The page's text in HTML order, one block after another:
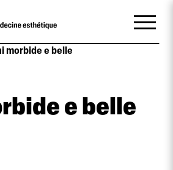
morbide e belle
e belle